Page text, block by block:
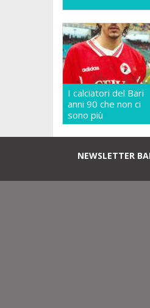
I calciatori del Bari
anni 90 che non ci
sono più
NEWSLETTER